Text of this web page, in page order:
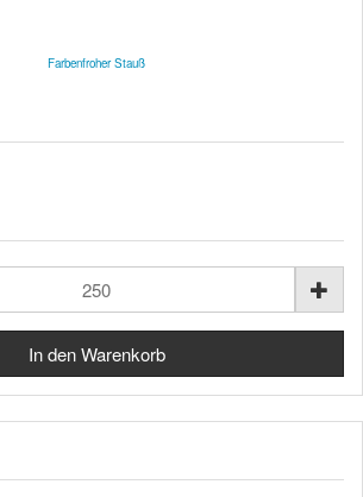
Farbenfroher Stauß